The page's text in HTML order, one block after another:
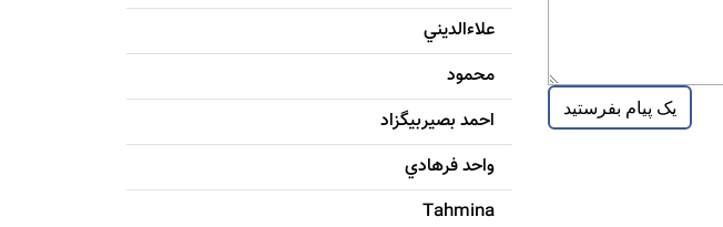
علاءالديني
محمود
احمد بصيربيگزاد
واحد فرهادي
Tahmina